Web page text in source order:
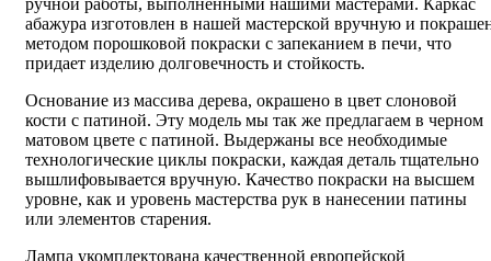
абажура изготовлен в нашей мастерской вручную и
методом порошковой покраски с запеканием в печи, что
придает изделию долговечность и стойкость.
Основание из массива дерева, окрашено в цвет слоновой
кости с патиной. Эту модель мы так же предлагаем в черном
матовом цвете с патиной. Выдержаны все необходимые
технологические циклы покраски, каждая деталь тщательно
вышлифовывается вручную. Качество покраски на высшем
уровне, как и уровень мастерства рук в нанесении патины
или элементов старения.
Лампа укомплектована качественной европейской